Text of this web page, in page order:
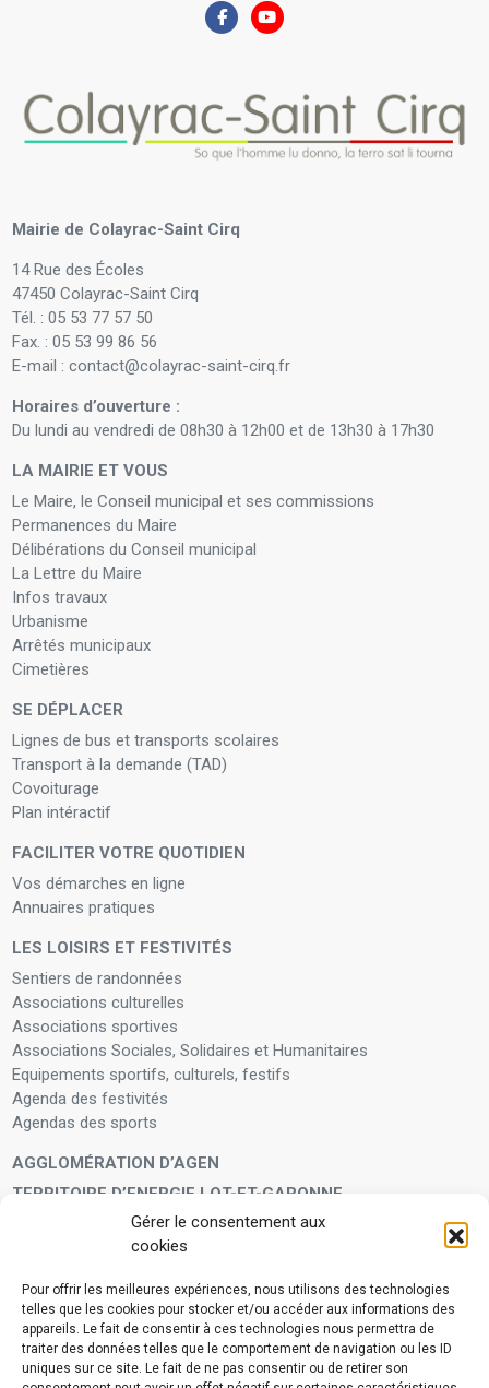
Gérer le consentement aux
cookies
Pour offrir les meilleures expériences, nous utilisons des technologies
telles que les cookies pour stocker et/ou accéder aux informations des
appareils. Le fait de consentir à ces technologies nous permettra de
traiter des données telles que le comportement de navigation ou les ID
uniques sur ce site. Le fait de ne pas consentir ou de retirer son
Mairie de Colayrac-Saint Cirq
14 Rue des Écoles
47450 Colayrac-Saint Cirq
Tél. : 05 53 77 57 50
Fax. : 05 53 99 86 56
E-mail : contact@colayrac-saint-cirq.fr
Horaires d’ouverture :
Du lundi au vendredi de 08h30 à 12h00 et de 13h30 à 17h30
LA MAIRIE ET VOUS
Le Maire, le Conseil municipal et ses commissions
Permanences du Maire
Délibérations du Conseil municipal
La Lettre du Maire
Infos travaux
Urbanisme
Arrêtés municipaux
Cimetières
SE DÉPLACER
Lignes de bus et transports scolaires
Transport à la demande (TAD)
Covoiturage
Plan intéractif
FACILITER VOTRE QUOTIDIEN
Vos démarches en ligne
Annuaires pratiques
LES LOISIRS ET FESTIVITÉS
Sentiers de randonnées
Associations culturelles
Associations sportives
Associations Sociales, Solidaires et Humanitaires
Equipements sportifs, culturels, festifs
Agenda des festivités
Agendas des sports
AGGLOMÉRATION D’AGEN
TERRITOIRE D’ENERGIE LOT-ET-GARONNE
Enfants et adolescents
VIVRE À VOS CÔTÉS
Service municipal d’aide administrative
Aide à la personne en difficulté